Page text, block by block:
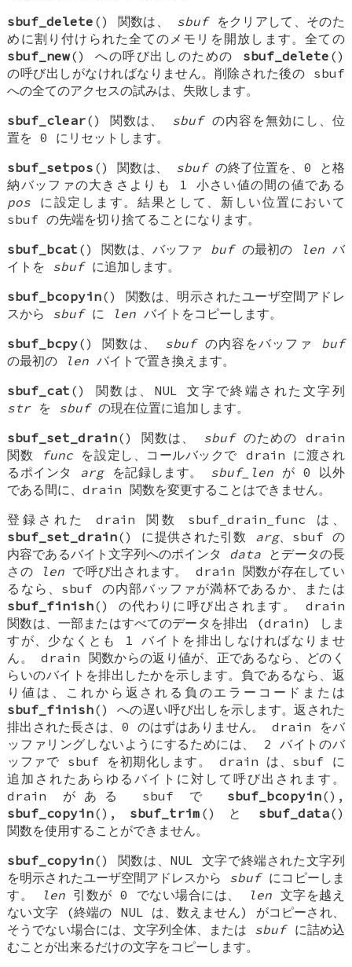
sbuf_delete () 関数は、 sbufをクリアして、そのた
めに割り付けられた全てのメモリを開放します。全ての
sbuf_new() への呼び出しのための sbuf_delete ()
の呼び出しがなければなりません。削除された後の sbuf
への全てのアクセスの試みは、失敗します。
sbuf_clear() 関数は、 sbufの内容を無効にし、位
置を 0 にリセットします。
sbuf_setpos () 関数は、 sbufの終了位置を、0 と格
納バッファの大きさよりも 1 小さい値の間の値である
pos に設定します。結果として、新しい位置において
sbuf の先端を切り捨てることになります。
sbuf_bcat () 関数は、バッファ bufの最初の lenバ
イトを sbufに追加します。
sbuf_bcopyin() 関数は、明示されたユーザ空間アドレ
スから sbufに len バイトをコピーします。
sbuf_bcpy() 関数は、 sbufの内容をバッファ buf
の最初の
len バイトで置き換えます。
sbuf_cat () 関数は、NUL 文字で終端された文字列
strを sbufの現在位置に追加します。
sbuf_set_drain() 関数は、 sbufのための drain
関数
funcを設定し、コールバックで drain に渡され
るポインタ argを記録します。 sbuf_len が 0 以外
である間に、drain 関数を変更することはできません。
登録された drain 関数 sbuf_drain_func は、
sbuf_set_drain() に提供された引数 arg、sbuf の
内容であるバイト文字列へのポインタ data とデータの長
さの
len で呼び出されます。 drain 関数が存在してい
るなら、sbuf の内部バッファが満杯であるか、または
sbuf_finish() の代わりに呼び出されます。 drain
関数は、一部またはすべてのデータを排出 (drain) しま
すが、少なくとも 1 バイトを排出しなければなりませ
ん。 drain 関数からの返り値が、正であるなら、どのく
らいのバイトを排出したかを示します。負であるなら、返
り値は、これから返される負のエラーコードまたは
sbuf_finish() への遅い呼び出しを示します。返された
排出された長さは、0 のはずはありません。 drain をバ
ッファリングしないようにするためには、 2 バイトのバ
ッファで sbuf を初期化します。 drain は、sbuf に
追加されたあらゆるバイトに対して呼び出されます。
drain がある sbuf で sbuf_bcopyin(),
sbuf_copyin(), sbuf_trim () と sbuf_data()
関数を使用することができません。
sbuf_copyin() 関数は、NUL 文字で終端された文字列
を明示されたユーザ空間アドレスから sbufにコピーしま
す。
len引数が 0 でない場合には、 len 文字を越え
ない文字 (終端の NUL は、数えません) がコピーされ、
そうでない場合には、文字列全体、または sbufに詰め込
むことが出来るだけの文字をコピーします。